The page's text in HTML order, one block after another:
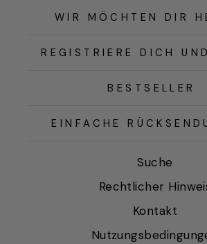
WIR MÖCHTEN DIR
REGISTRIERE DICH
BESTSELLER
EINFACHE
Suche
Rechtlicher
Kontakt